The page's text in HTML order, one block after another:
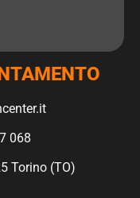
068
Torino (TO)